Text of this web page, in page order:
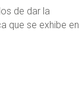
de dar la
que se exhibe en